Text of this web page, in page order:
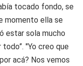
tocado fondo, se
momento ella se
estar sola mucho
"Yo creo que
acá? Nos vemos